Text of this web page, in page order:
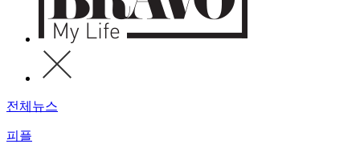
전체뉴스
피플